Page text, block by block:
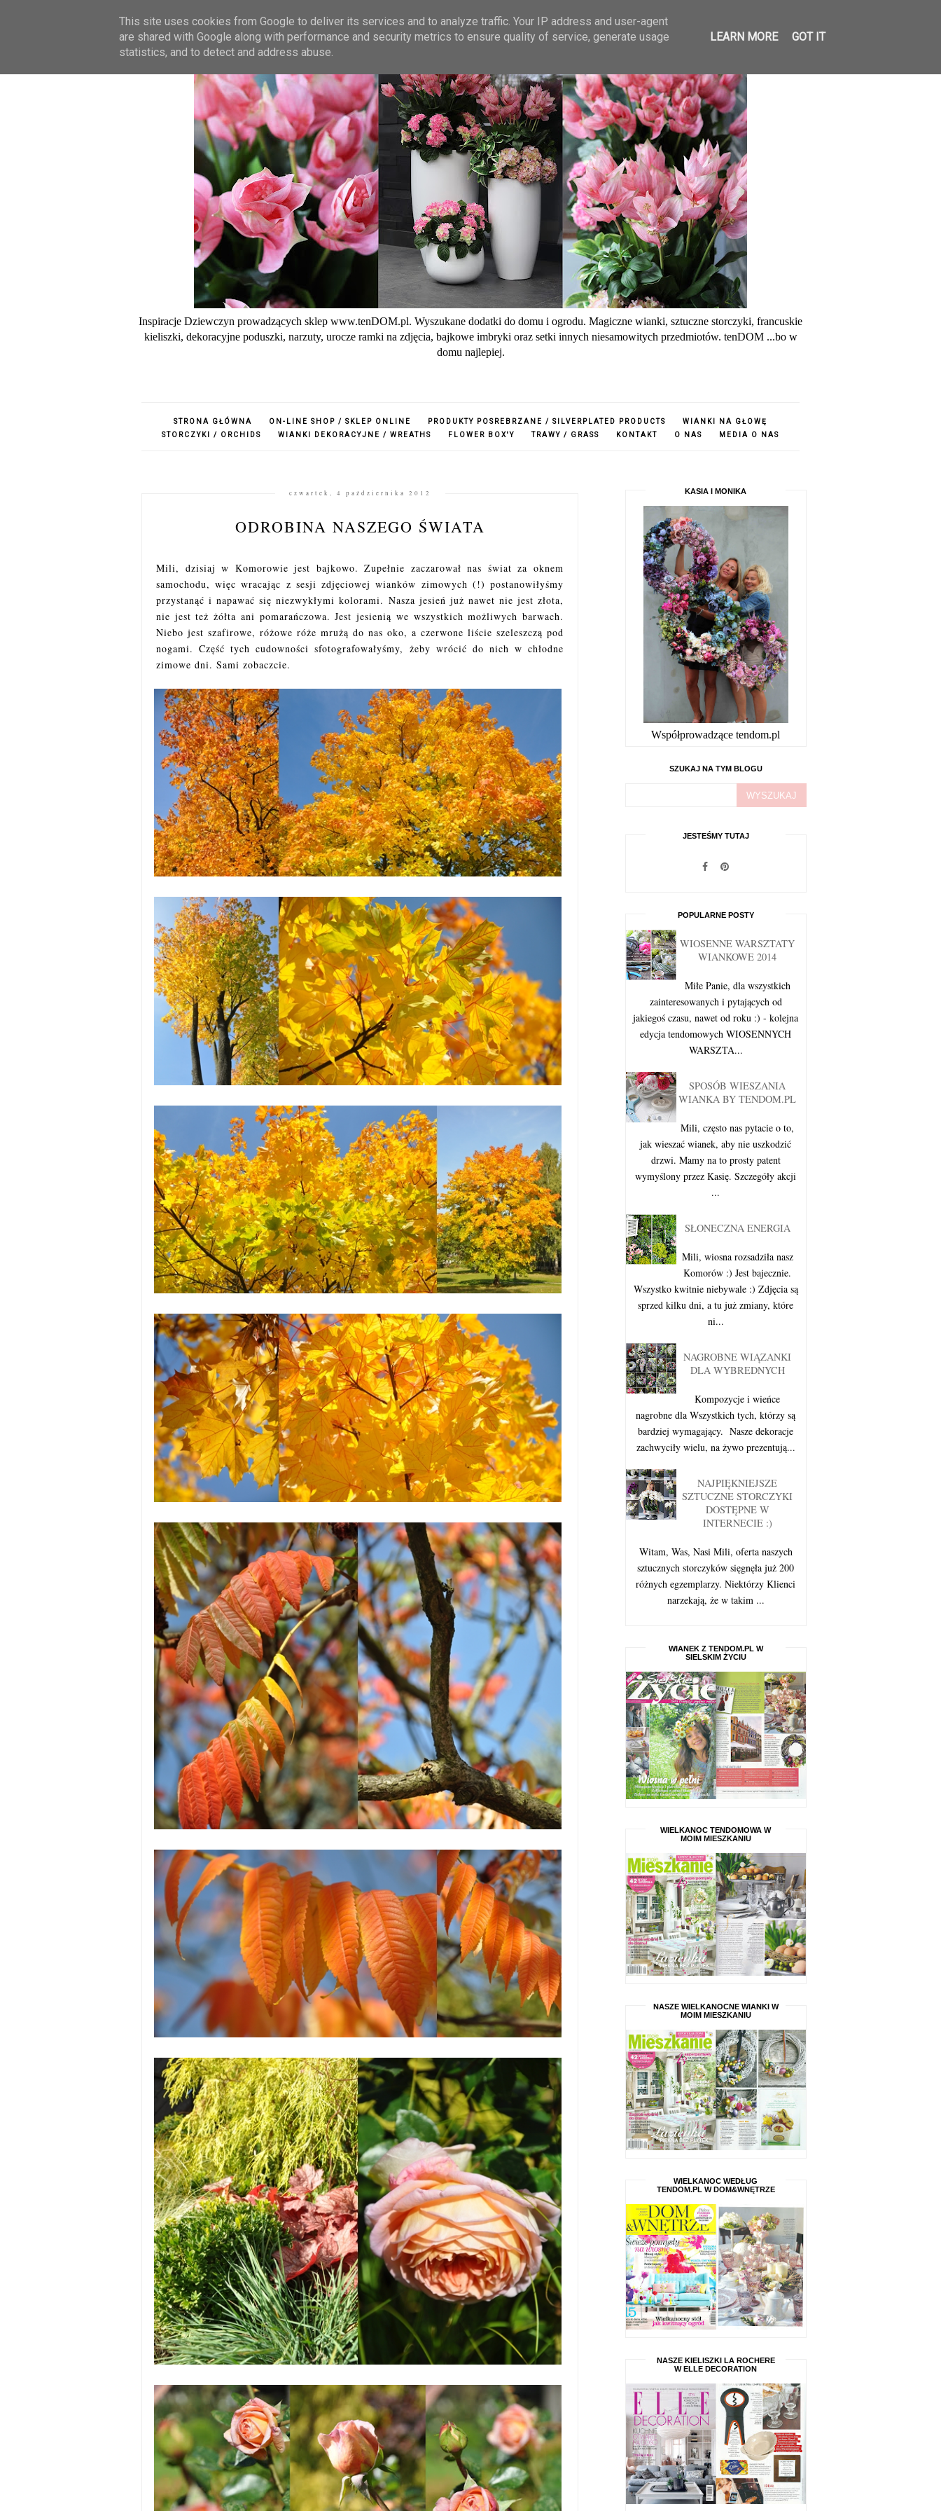
Inspiracje Dziewczyn prowadzących sklep www.tenDOM.pl. Wyszukane dodatki do domu i ogrodu. Magiczne wianki, sztuczne storczyki, francuskie
kieliszki, dekoracyjne poduszki, narzuty, urocze ramki na zdjęcia, bajkowe imbryki oraz setki innych niesamowitych przedmiotów. tenDOM ...bo w
domu najlepiej.
STRONA GŁÓWNA ON-LINE SHOP / SKLEP ONLINE PRODUKTY POSREBRZANE / SILVERPLATED PRODUCTS
WIANKI NA GŁOWĘ
STORCZYKI / ORCHIDS
WIANKI DEKORACYJNE / WREATHS FLOWER BOX'Y TRAWY / GRASS KONTAKT O NAS MEDIA O NAS
czwartek, 4 października 2012
ODROBINA NASZEGO ŚWIATA
Mili, dzisiaj w Komorowie jest bajkowo. Zupełnie zaczarował nas świat za oknem
samochodu, więc wracając z sesji zdjęciowej wianków zimowych (!) postanowiłyśmy
przystanąć i napawać się niezwykłymi kolorami. Nasza jesień już nawet nie jest złota,
nie jest też żółta ani pomarańczowa. Jest jesienią we wszystkich możliwych barwach.
Niebo jest szafirowe, różowe róże mrużą do nas oko, a czerwone liście szeleszczą pod
nogami. Część tych cudowności sfotografowałyśmy, żeby wrócić do nich w chłodne
zimowe dni. Sami zobaczcie.
KASIA I MONIKA
Współprowadzące tendom.pl
SZUKAJ NA TYM BLOGU
JESTEŚMY TUTAJ
POPULARNE POSTY
WIOSENNE WARSZTATY
WIANKOWE 2014
Miłe Panie, dla wszystkich
zainteresowanych i pytających od
jakiegoś czasu, nawet od roku :) - kolejna
edycja tendomowych WIOSENNYCH
WARSZTA...
SPOSÓB WIESZANIA
WIANKA BY TENDOM.PL
Mili, często nas pytacie o to,
jak wieszać wianek, aby nie uszkodzić
drzwi. Mamy na to prosty patent
wymyślony przez Kasię. Szczegóły akcji
...
SŁONECZNA ENERGIA
Mili, wiosna rozsadziła nasz
Komorów :) Jest bajecznie.
Wszystko kwitnie niebywale :) Zdjęcia są
sprzed kilku dni, a tu już zmiany, które
ni...
NAGROBNE WIĄZANKI
DLA WYBREDNYCH
Kompozycje i wieńce
nagrobne dla Wszystkich tych, którzy są
bardziej wymagający. Nasze dekoracje
zachwyciły wielu, na żywo prezentują...
NAJPIĘKNIEJSZE
SZTUCZNE STORCZYKI
DOSTĘPNE W
INTERNECIE :)
Witam, Was, Nasi Mili, oferta naszych
sztucznych storczyków sięgnęła już 200
różnych egzemplarzy. Niektórzy Klienci
narzekają, że w takim ...
WIANEK Z TENDOM.PL W
SIELSKIM ŻYCIU
WIELKANOC TENDOMOWA W
MOIM MIESZKANIU
NASZE WIELKANOCNE WIANKI W
MOIM MIESZKANIU
WIELKANOC WEDŁUG
TENDOM.PL W DOM&WNĘTRZE
NASZE KIELISZKI LA ROCHERE
W ELLE DECORATION
This site uses cookies from Google to deliver its services and to analyze traffic. Your IP address and user-agent
are shared with Google along with performance and security metrics to ensure quality of service, generate usage
statistics, and to detect and address abuse.
LEARN MORE GOT IT